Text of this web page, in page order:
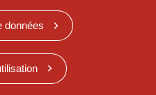
données